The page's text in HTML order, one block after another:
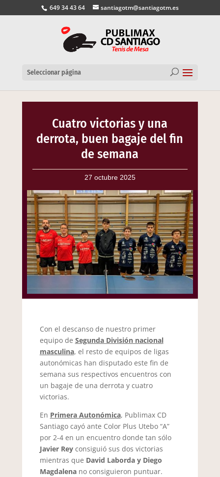
649 34 43 64 santiagotm@santiagotm.es
Seleccionar página
Cuatro victorias y una
derrota, buen bagaje del fin
de semana
27 octubre 2025
Con el descanso de nuestro primer
equipo de Segunda División nacional
masculina, el resto de equipos de ligas
autonómicas han disputado este fin de
semana sus respectivos encuentros con
un bagaje de una derrota y cuatro
victorias.
En Primera Autonómica, Publimax CD
Santiago cayó ante Color Plus Utebo “A”
por 2-4 en un encuentro donde tan sólo
Javier Reyconsiguió sus dos victorias
mientras que David Laborda y Diego
Magdalenano consiguieron puntuar.